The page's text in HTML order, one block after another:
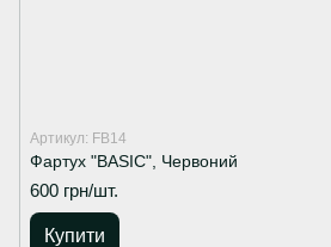
Артикул: FB14
Фартух "BASIC", Червоний
600 грн/шт.
Купити